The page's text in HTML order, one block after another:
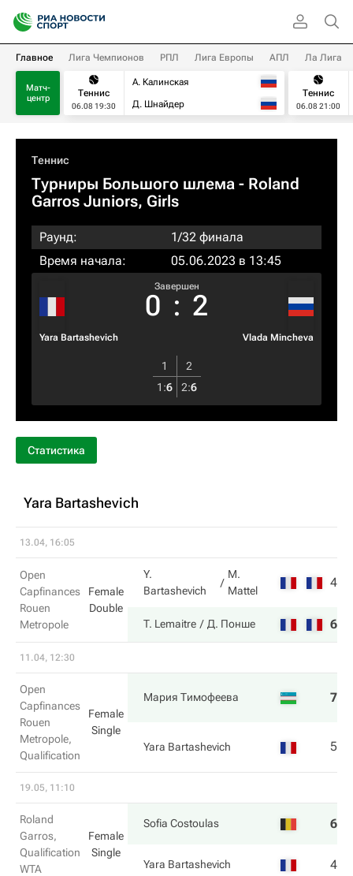
Главное Лига Чемпионов РПЛ Лига Европы АПЛ Ла Лига
Матч-
центр
Теннис
06.08 19:30
А. Калинская
Д. Шнайдер
Теннис
06.08 21:00
Теннис
Турниры Большого шлема - Roland
Garros Juniors, Girls
Раунд:
1/32 финала
Время начала:
05.06.2023 в 13:45
Yara Bartashevich
Завершен
0 : 2
Vlada Mincheva
1
2
1 :6 2:6
Статистика
Yara Bartashevich
13.04, 16:05
Open
Capfinances
Rouen
Metropole
Female
Double
Y.
Bartashevich
M.
Mattel
4
T. Lemaitre Д. Понше 6
11.04, 12:30
Open
Capfinances
Rouen
Metropole,
Qualification
Female
Single
Мария Тимофеева 7
Yara Bartashevich 5
19.05, 11:10
Roland
Garros,
Qualification
WTA
Female
Single
Sofia Costoulas 6
Yara Bartashevich 4